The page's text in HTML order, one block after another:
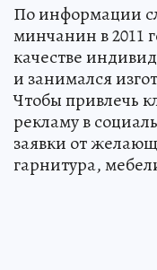
По информации
минчанин в 2011
качестве
и занимался
Чтобы привлечь
рекламу в
заявки от
гарнитура,